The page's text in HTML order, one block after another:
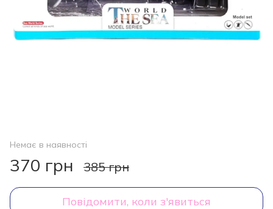
Немає в наявності
370 грн 385 грн
Повідомити, коли з'явиться